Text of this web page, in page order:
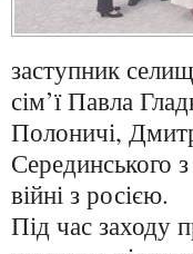
заступник
сім’ї Павла
Полоничі,
Серединського
війні з росією.
Під час заходу